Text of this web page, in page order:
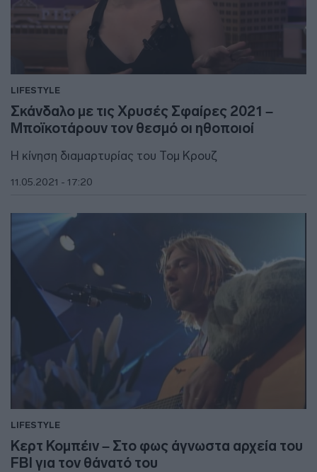
LIFESTYLE
Σκάνδαλο με τις Χρυσές Σφαίρες 2021 –
Μποϊκοτάρουν τον θεσμό οι ηθοποιοί
Η κίνηση διαμαρτυρίας του Τομ Κρουζ
11.05.2021 - 17:20
LIFESTYLE
Κερτ Κομπέιν – Στο φως άγνωστα αρχεία του
FBI για τον θάνατό του